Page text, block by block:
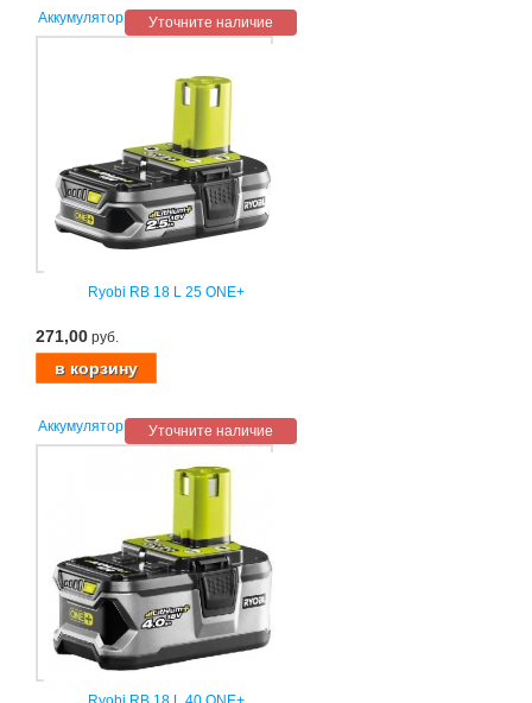
Уточните наличие
Аккумулятор
Ryobi RB 18 L 25 ONE+
271,00 руб.
Уточните наличие
Аккумулятор